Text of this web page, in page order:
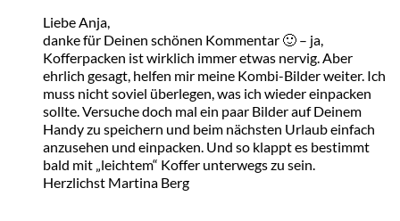
Liebe Anja,
danke für Deinen schönen Kommentar 🙂 – ja,
Kofferpacken ist wirklich immer etwas nervig. Aber
ehrlich gesagt, helfen mir meine Kombi-Bilder weiter. Ich
muss nicht soviel überlegen, was ich wieder einpacken
sollte. Versuche doch mal ein paar Bilder auf Deinem
Handy zu speichern und beim nächsten Urlaub einfach
anzusehen und einpacken. Und so klappt es bestimmt
bald mit „leichtem“ Koffer unterwegs zu sein.
Herzlichst Martina Berg